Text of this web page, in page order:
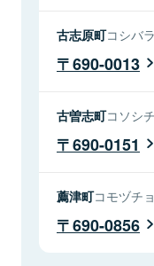
古志原町コシバ
690-0013
古曽志町コソシ
690-0151
薦津町コモヅチ
690-0856